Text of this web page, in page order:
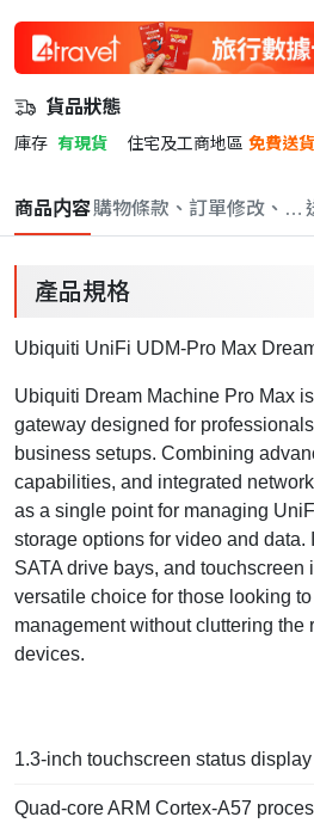
貨品狀態
庫存 有現貨 住宅及工商地區 免費送貨
商品内容購物條款、訂單修改、取
產品規格
Ubiquiti UniFi UDM-Pro Max
Ubiquiti Dream Machine Pro Max
gateway designed for
business setups. Combining
capabilities, and integrated
as a single point for managing
storage options for video and data.
SATA drive bays, and touchscreen
versatile choice for those looking
management without cluttering the
devices.
1.3-inch touchscreen status
Quad-core ARM Cortex-A57